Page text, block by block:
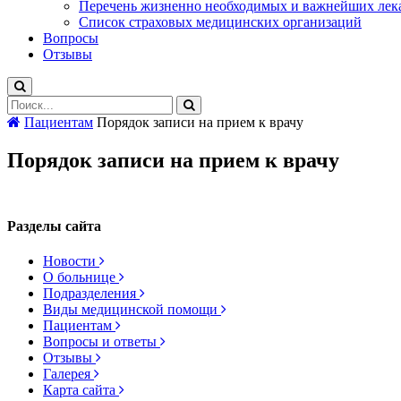
Перечень жизненно необходимых и важнейших
Список страховых медицинских организаций
Вопросы
Отзывы
Пациентам Порядок записи на прием к врачу
Порядок записи на прием к врачу
Разделы сайта
Новости
О больнице
Подразделения
Виды медицинской помощи
Пациентам
Вопросы и ответы
Отзывы
Галерея
Карта сайта